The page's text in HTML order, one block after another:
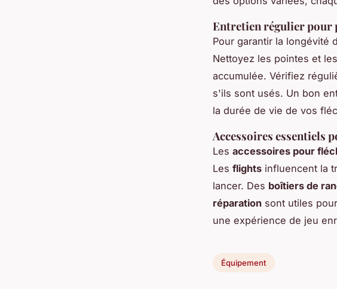
Entretien régulier pour
Pour garantir la longévité
Nettoyez les pointes et
accumulée. Vérifiez
s'ils sont usés. Un bon
la durée de vie de vos
Accessoires essentiels
Les accessoires pour
Les flights influencent la
lancer. Des boîtiers de
réparation sont utiles
une expérience de jeu
Équipement